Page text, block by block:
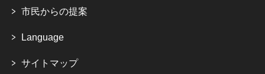
市民からの提案
Language
サイトマップ